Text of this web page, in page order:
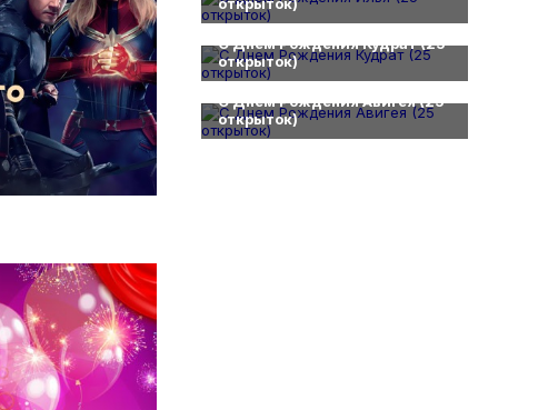
С Днем Рождения Кудрат (25
открыток)
С Днем Рождения Авигея (25
открыток)